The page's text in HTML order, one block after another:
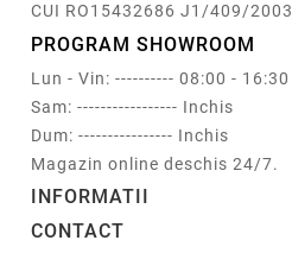
CUI RO15432686 J1/409/2003
PROGRAM SHOWROOM
Lun - Vin: ---------- 08:00 - 16:30
Sam: ----------------- Inchis
Dum: ---------------- Inchis
Magazin online deschis 24/7.
INFORMATII
CONTACT